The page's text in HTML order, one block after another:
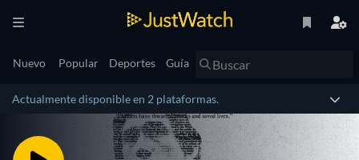
Nuevo Popular Deportes Guía
Actualmente disponible en 2 plataformas.